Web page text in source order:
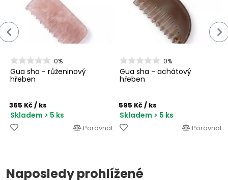
0%
Gua sha - růženinový
hřeben
365 Kč/ ks
Skladem > 5 ks
Porovnat
0%
Gua sha - achátový
hřeben
595 Kč/ ks
Skladem > 5 ks
Porovnat
Naposledy prohlížené